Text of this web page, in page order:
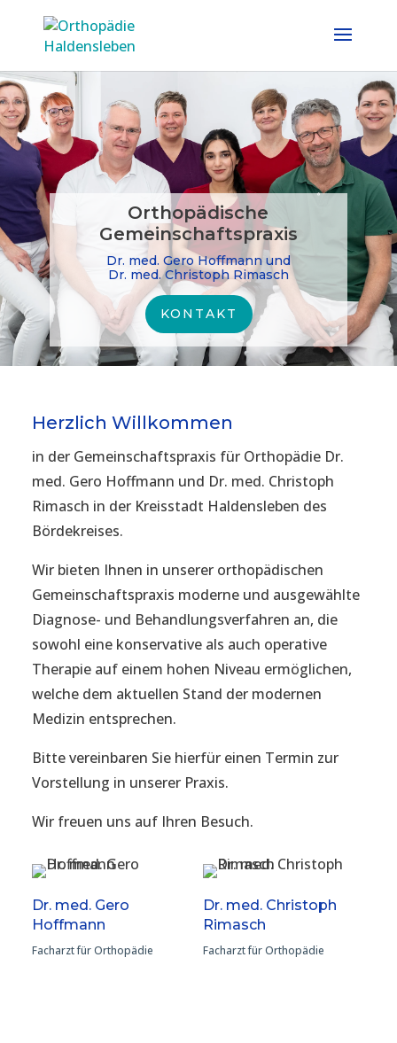
Orthopädische
Gemeinschaftspraxis
Dr. med. Gero Hoffmann und
Dr. med. Christoph Rimasch
KONTAKT
Herzlich Willkommen
in der Gemeinschaftspraxis für Orthopädie Dr.
med. Gero Hoffmann und Dr. med. Christoph
Rimasch in der Kreisstadt Haldensleben des
Bördekreises.
Wir bieten Ihnen in unserer orthopädischen
Gemeinschaftspraxis moderne und ausgewählte
Diagnose- und Behandlungsverfahren an, die
sowohl eine konservative als auch operative
Therapie auf einem hohen Niveau ermöglichen,
welche dem aktuellen Stand der modernen
Medizin entsprechen.
Bitte vereinbaren Sie hierfür einen Termin zur
Vorstellung in unserer Praxis.
Wir freuen uns auf Ihren Besuch.
Dr. med. Gero
Hoffmann
Facharzt für Orthopädie
Dr. med. Christoph
Rimasch
Facharzt für Orthopädie